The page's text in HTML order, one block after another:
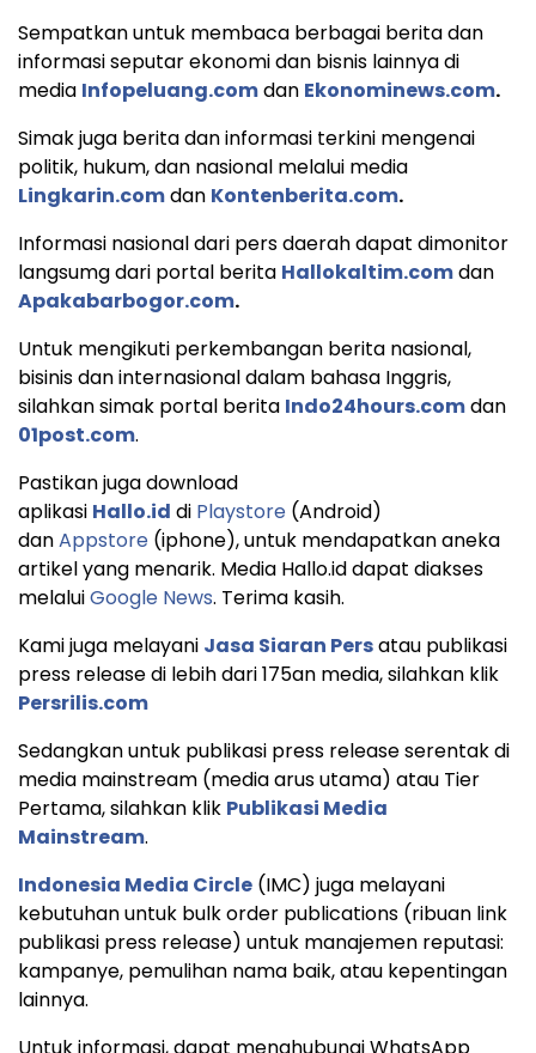
Sempatkan untuk membaca berbagai berita dan
informasi seputar ekonomi dan bisnis lainnya di
media Infopeluang.comdan Ekonominews.com.
Simak juga berita dan informasi terkini mengenai
politik, hukum, dan nasional melalui media
Lingkarin.comdan Kontenberita.com.
Informasi nasional dari pers daerah dapat dimonitor
langsumg dari portal berita Hallokaltim.comdan
Apakabarbogor.com.
Untuk mengikuti perkembangan berita nasional,
bisinis dan internasional dalam bahasa Inggris,
silahkan simak portal berita Indo24hours.comdan
01post.com.
Pastikan juga download
aplikasi Hallo.id di Playstore (Android)
danAppstore (iphone), untuk mendapatkan aneka
artikel yang menarik. Media Hallo.id dapat diakses
melaluiGoogle News. Terima kasih.
Kami juga melayani Jasa Siaran Persatau publikasi
press release di lebih dari 175an media, silahkan klik
Persrilis.com
Sedangkan untuk publikasi press release serentak di
media mainstream (media arus utama) atau Tier
Pertama, silahkan klik Publikasi Media
Mainstream.
Indonesia Media Circle (IMC) juga melayani
kebutuhan untuk bulk order publications (ribuan link
publikasi press release) untuk manajemen reputasi:
kampanye, pemulihan nama baik, atau kepentingan
lainnya.
Untuk informasi, dapat menghubungi WhatsApp